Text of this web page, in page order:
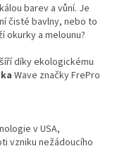
barev a vůní. Je
čisté bavlny, nebo to
okurky a melounu?
díky ekologickému
Wave značky FrePro
v USA,
vzniku nežádoucího